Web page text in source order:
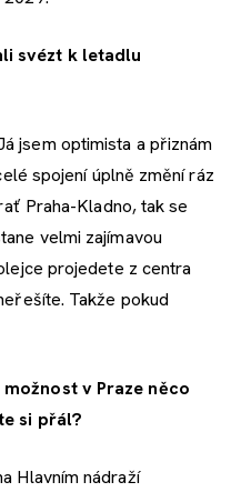
svézt k letadlu
jsem optimista a přiznám
spojení úplně změní ráz
Praha-Kladno, tak se
velmi zajímavou
projedete z centra
Takže pokud
v Praze něco
si přál?
Hlavním nádraží